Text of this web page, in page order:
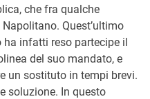
che fra qualche
Quest’ultimo
infatti reso partecipe il
del suo mandato, e
un sostituto in tempi brevi.
soluzione. In questo